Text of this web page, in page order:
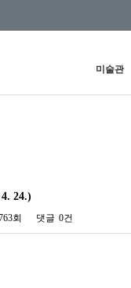
미술관
24.)
회 댓글 0건